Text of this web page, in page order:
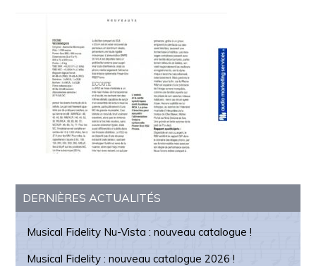
Barre
latérale
principale
DERNIÈRES ACTUALITÉS
Musical Fidelity Nu-Vista : nouveau catalogue !
Musical Fidelity : nouveau catalogue 2026 !